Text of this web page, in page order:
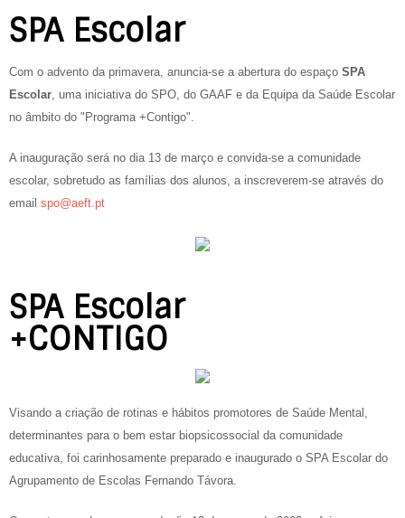
SPA Escolar
Com o advento da primavera, anuncia-se a abertura do espaço SPA
Escolar, uma iniciativa do SPO, do GAAF e da Equipa da Saúde Escolar
no âmbito do "Programa +Contigo".
A inauguração será no dia 13 de março e convida-se a comunidade
escolar, sobretudo as famílias dos alunos, a inscreverem-se através do
email spo@aeft.pt
SPA Escolar
+CONTIGO
Visando a criação de rotinas e hábitos promotores de Saúde Mental,
determinantes para o bem estar biopsicossocial da comunidade
educativa, foi carinhosamente preparado e inaugurado o SPA Escolar do
Agrupamento de Escolas Fernando Távora.